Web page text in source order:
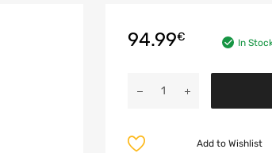
94.99€ In
Add to Wishlist